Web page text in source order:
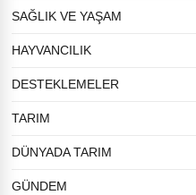
SAĞLIK VE YAŞAM
HAYVANCILIK
DESTEKLEMELER
TARIM
DÜNYADA TARIM
GÜNDEM